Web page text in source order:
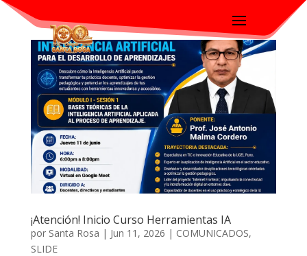
¡Atención! Inicio Curso Herramientas IA
por Santa Rosa | Jun 11, 2026 | COMUNICADOS,
SLIDE